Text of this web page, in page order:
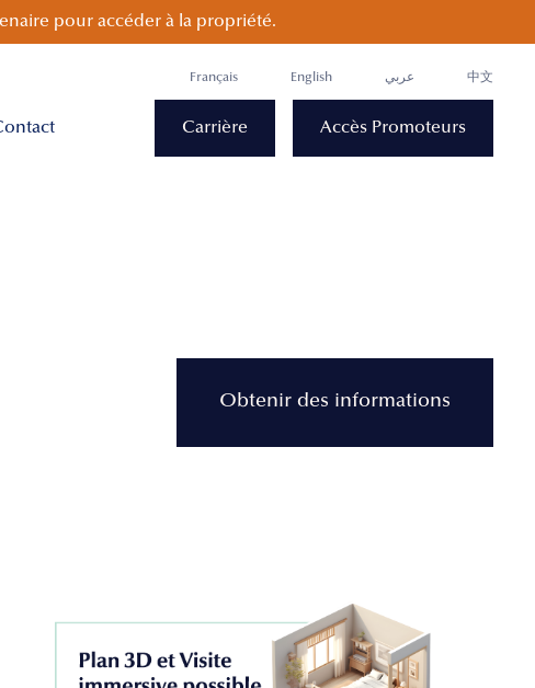
pour accéder à la propriété.
Français English عربي 中文
Carrière Accès Promoteurs
Obtenir des informations